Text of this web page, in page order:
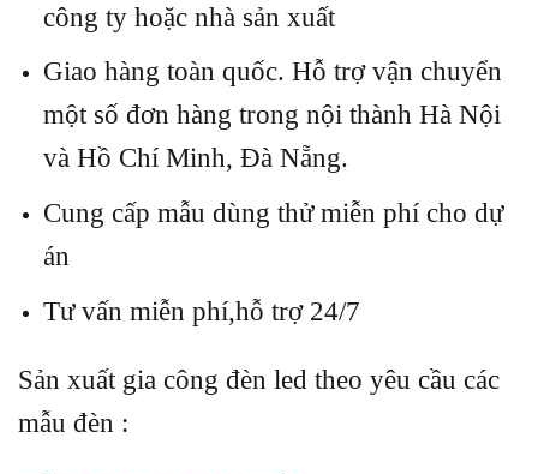
công ty hoặc nhà sản xuất
Giao hàng toàn quốc. Hỗ trợ vận chuyển
một số đơn hàng trong nội thành Hà Nội
và Hồ Chí Minh, Đà Nẵng.
Cung cấp mẫu dùng thử miễn phí cho dự
án
Tư vấn miễn phí,hỗ trợ 24/7
Sản xuất gia công đèn led theo yêu cầu các
mẫu đèn :